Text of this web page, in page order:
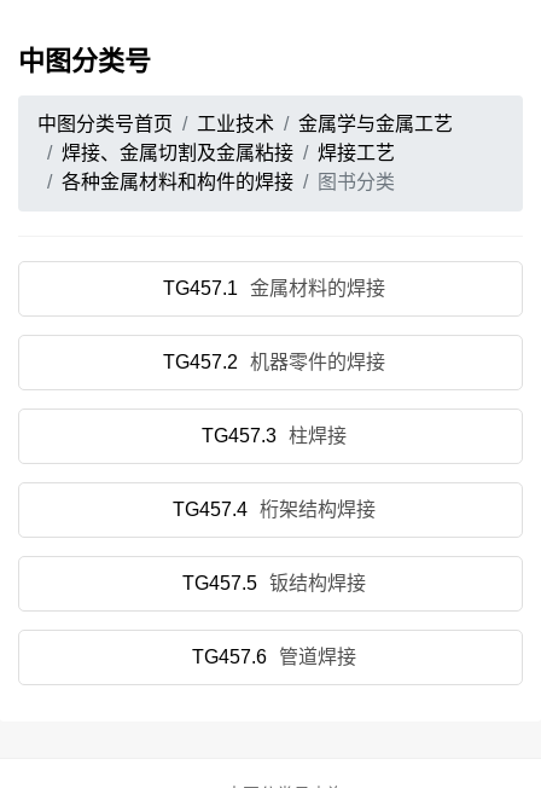
中图分类号
中图分类号首页 工业技术
金属学与金属工艺
焊接、金属切割及金属粘接
焊接工艺
各种金属材料和构件的焊接
图书分类
TG457.1 金属材料的焊接
TG457.2 机器零件的焊接
TG457.3 柱焊接
TG457.4 桁架结构焊接
TG457.5 钣结构焊接
TG457.6 管道焊接